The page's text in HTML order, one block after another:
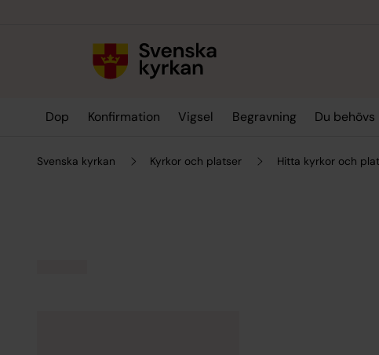
Dop Konfirmation Vigsel Begravning Du behövs
Svenska kyrkan Kyrkor och platser Hitta kyrkor och